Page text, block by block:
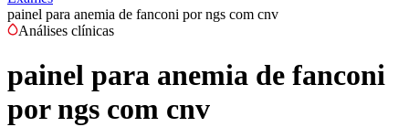
painel para anemia de fanconi por ngs com cnv
Análises clínicas
painel para anemia de fanconi
por ngs com cnv